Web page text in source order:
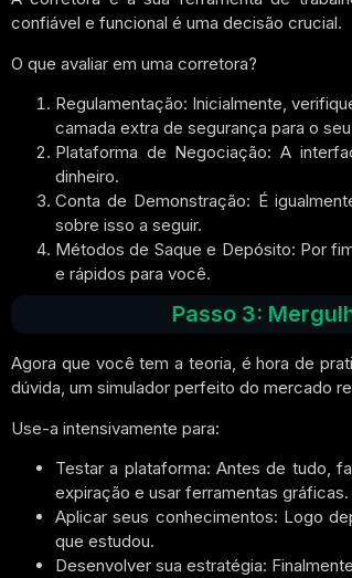
confiável e funcional é uma decisão crucial.
O que avaliar em uma corretora?
Regulamentação: Inicialmente,
camada extra de segurança para o
Plataforma de Negociação: A
dinheiro.
Conta de Demonstração: É
sobre isso a seguir.
Métodos de Saque e Depósito: Por
e rápidos para você.
Passo 3:
Agora que você tem a teoria, é hora de
dúvida, um simulador perfeito do mercado
Use-a intensivamente para:
Testar a plataforma: Antes de tudo,
expiração e usar ferramentas gráficas.
Aplicar seus conhecimentos: Logo
que estudou.
Desenvolver sua estratégia: